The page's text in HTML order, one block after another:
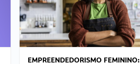
EMPREENDEDORISMO FEMININO: